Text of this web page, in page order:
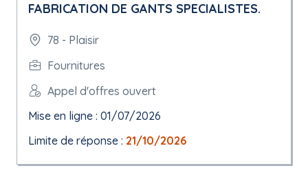
FABRICATION DE GANTS SPECIALISTES.
78 - Plaisir
Fournitures
Appel d'offres ouvert
Mise en ligne : 01/07/2026
Limite de réponse : 21/10/2026